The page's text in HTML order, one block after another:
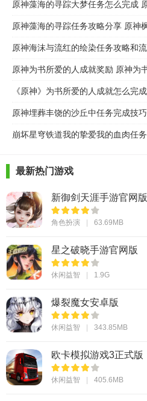
原神藻海的寻踪任务攻略分享 原神
原神为书所爱的人成就奖励 原神为
最新热门游戏
新御剑天涯手游官网版
角色扮演 63.69MB
星之破晓手游官网版
休闲益智 1.9G
爆裂魔女安卓版
休闲益智 343.85MB
欧卡模拟游戏3正式版
休闲益智 405.6MB